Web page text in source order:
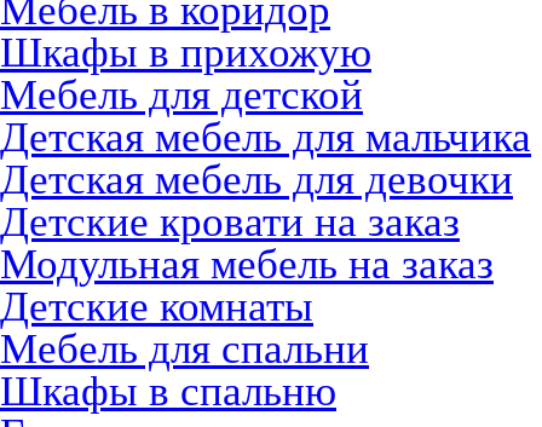
Мебель в коридор
Шкафы в прихожую
Мебель для детской
Детская мебель для мальчика
Детская мебель для девочки
Детские кровати на заказ
Модульная мебель на заказ
Детские комнаты
Мебель для спальни
Шкафы в спальню